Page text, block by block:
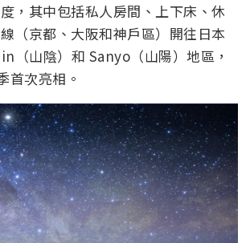
，其中包括私人房間、上下床、休
（京都、大阪和神戶區）開往日本
（山陰）和 Sanyo（山陽）地區，
首次亮相。